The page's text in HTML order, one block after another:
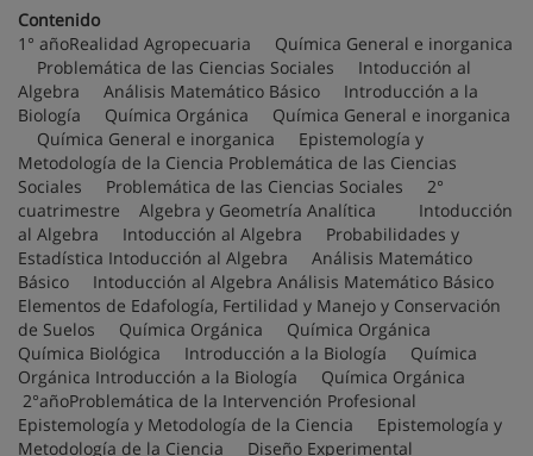
Contenido
1° añoRealidad Agropecuaria Química General e inorganica
Problemática de las Ciencias Sociales Intoducción al
Algebra Análisis Matemático Básico Introducción a la
Biología Química Orgánica Química General e inorganica
Química General e inorganica Epistemología y
Metodología de la Ciencia Problemática de las Ciencias
Sociales Problemática de las Ciencias Sociales 2°
cuatrimestre Algebra y Geometría Analítica Intoducción
al Algebra Intoducción al Algebra Probabilidades y
Estadística Intoducción al Algebra Análisis Matemático
Básico Intoducción al Algebra Análisis Matemático Básico
Elementos de Edafología, Fertilidad y Manejo y Conservación
de Suelos Química Orgánica Química Orgánica
Química Biológica Introducción a la Biología Química
Orgánica Introducción a la Biología Química Orgánica
2°añoProblemática de la Intervención Profesional
Epistemología y Metodología de la Ciencia Epistemología y
Metodología de la Ciencia Diseño Experimental